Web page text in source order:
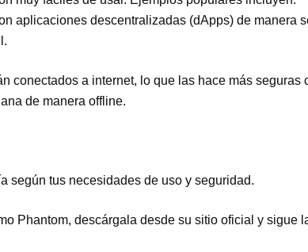
aplicaciones descentralizadas (dApps) de manera
conectados a internet, lo que las hace más seguras
de manera offline.
según tus necesidades de uso y seguridad.
Phantom, descárgala desde su sitio oficial y sigue